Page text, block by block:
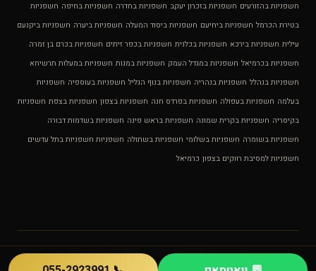
חשפניות בהזורעים חשפניות בזכרון יעקב חשפניות בחדרה חשפניות בחיפה חשפניות
בטירת הכרמל חשפניות ביחיעם חשפניות ביסוד המעלה חשפניות ביערה חשפניות ביקנעם
עילית חשפניות בירכא חשפניות בכלנית חשפניות בכפר זיתים חשפניות בכרם בן זמרה
חשפניות בכרמיאל חשפניות במגדל העמק חשפניות במנות חשפניות במעלות תרשיחא
חשפניות בנהלל חשפניות בנהריה חשפניות בנוף הגליל חשפניות בעוספיה חשפניות
בעלמה חשפניות בעפולה חשפניות בפרדס חנה חשפניות בצפון חשפניות בצפת חשפניות
בקיסריה חשפניות בקרית שמונה חשפניות בראש פינה חשפניות בשדמות דבורה
חשפניות בשומרה חשפניות בשלומי חשפניות בשתולה חשפניות חשפניות בתל עדשים
חשפניות למסיבת רווקים בצפון כרמיאל
© 2026 פארטי דנס - חשפניות בצפון